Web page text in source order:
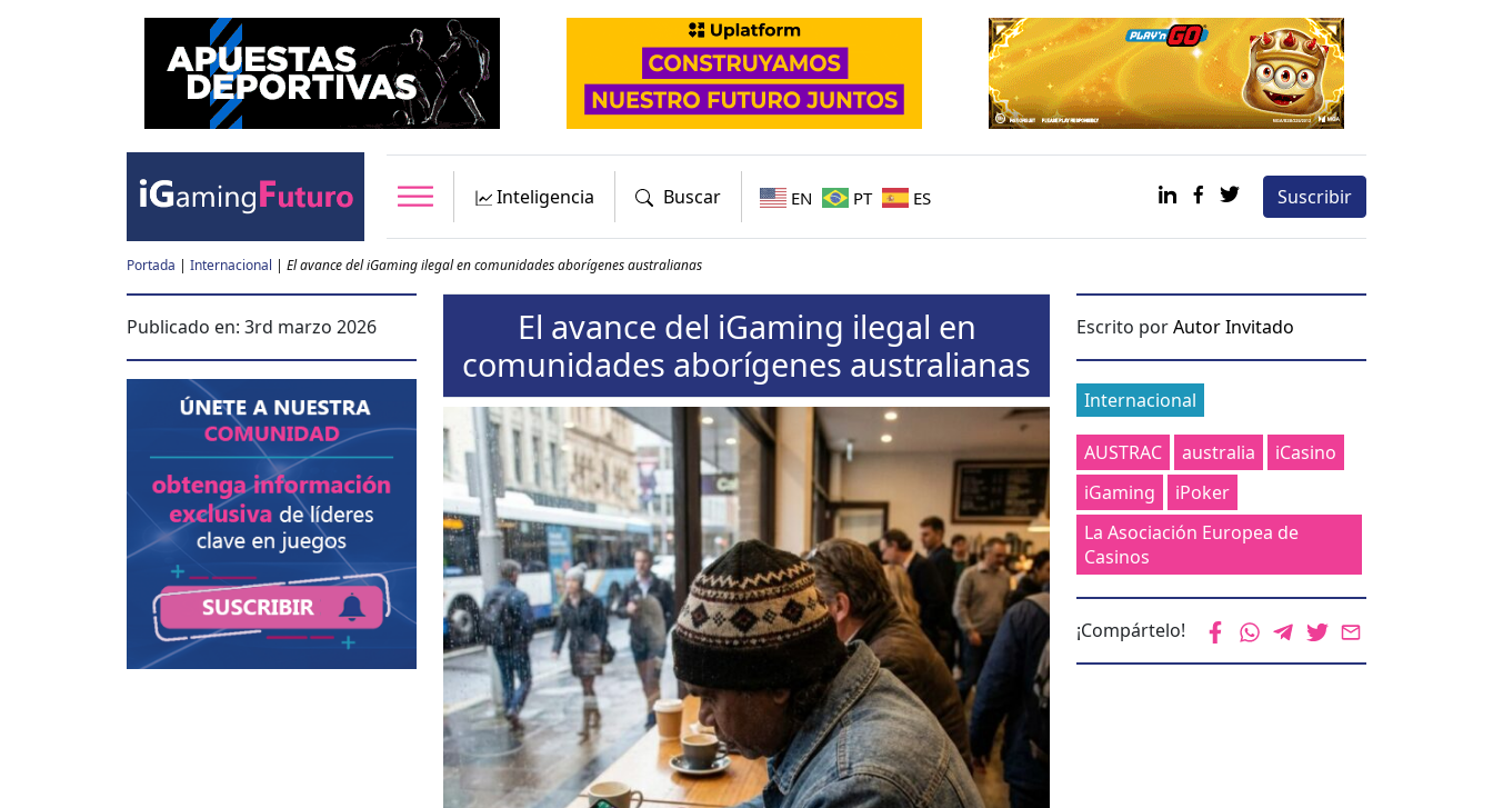
Inteligencia Buscar EN PT ES Suscribir
Portada | Internacional | El avance del iGaming ilegal en comunidades aborígenes australianas
El avance del iGaming ilegal en
comunidades aborígenes australianas
Publicado en: 3rd marzo 2026 Escrito porAutor Invitado
Categories
Internacional
AUSTRAC australia
iCasino
iGaming
iPoker
La Asociación Europea de
Casinos
¡Compártelo!